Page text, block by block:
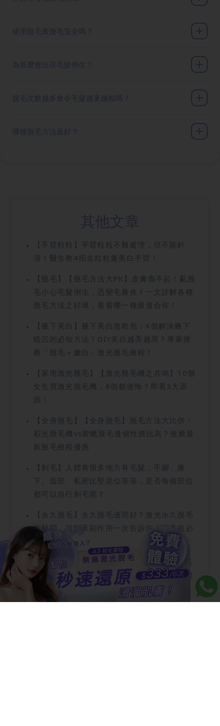
【手臂粒粒】手臂粒粒不難處理，但不能針
清！醫生教4招去粒粒兼美白手臂！
【脫毛】【脫毛方法大PK】皮膚傷不起！亂脫
毛小心毛髮倒生，恐變毛囊炎！一文詳解各種
脫毛方法之好壞，看看哪一種最適合你！
【腋下美白】腋下美白急救包：4個解決腋下
暗沉的必知方法！DIY美白越弄越黑？專家推
薦「脫毛＋嫩白」激光脫毛療程！
【家用激光脫毛】【激光脫毛機之共鳴】10個
女生買激光脫毛機，8個都後悔？即看3大原
因！
【全身脫毛】【全身脫毛】脫毛方法大比併！
彩光脫毛機vs蜜蠟脫毛邊個性價比高？推薦最
新脫毛療程優惠
【剃毛】人體有很多地方有毛髮，手腳、腋
下、面部、私密比堅尼位等等，是否每個部位
都可以自行剃毛呢？
【永久脫毛】永久脫毛邊間好？激光永久脫毛
的疑問、誤解及副作用一次告訴你！脫毛前必
看！
【脫毛】【脫毛】立即了解常見脫毛問題及各
種脫毛方法的利與弊！剃毛、脫毛膏、蜜蠟脫
毛、激光脫毛哪種最好？如何達至永久脫毛效
果？